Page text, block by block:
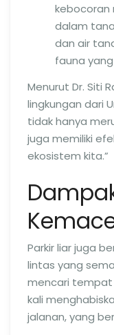
kebocoran
dalam
dan air
fauna
Menurut Dr. Siti
lingkungan dari
tidak hanya
juga memiliki
ekosistem kita.”
Parkir liar juga
lintas yang
mencari tempat
kali
jalanan, yang